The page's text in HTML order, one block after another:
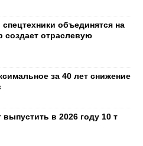
объединятся на
создает отраслевую
за 40 лет снижение
в 2026 году 10 т